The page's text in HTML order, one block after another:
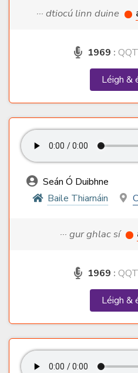
··· dtiocú linn duine
1969 :
Léigh &
Seán Ó Duibhne
Baile Thiarnáin
··· gur ghlac sí
1969 :
Léigh &